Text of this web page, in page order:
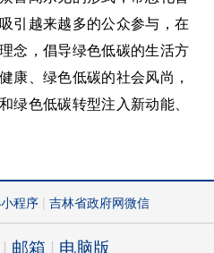
引越来越多的公众参与，在
念，倡导绿色低碳的生活方
康、绿色低碳的社会风尚，
绿色低碳转型注入新动能、